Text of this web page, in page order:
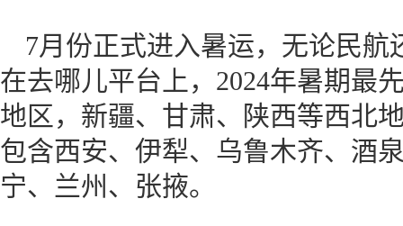
7月份正式进入暑运，无论民
在去哪儿平台上，2024年暑期最
地区，新疆、甘肃、陕西等西北
包含西安、伊犁、乌鲁木齐、酒
宁、兰州、张掖。